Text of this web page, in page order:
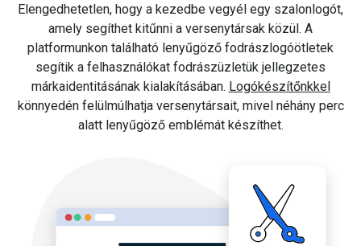
Elengedhetetlen, hogy a kezedbe vegyél egy szalonlogót,
amely segíthet kitűnni a versenytársak közül. A
platformunkon található lenyűgöző fodrászlogóötletek
segítik a felhasználókat fodrászüzletük jellegzetes
márkaidentitásának kialakításában. Logókészítőnkkel
könnyedén felülmúlhatja versenytársait, mivel néhány perc
alatt lenyűgöző emblémát készíthet.